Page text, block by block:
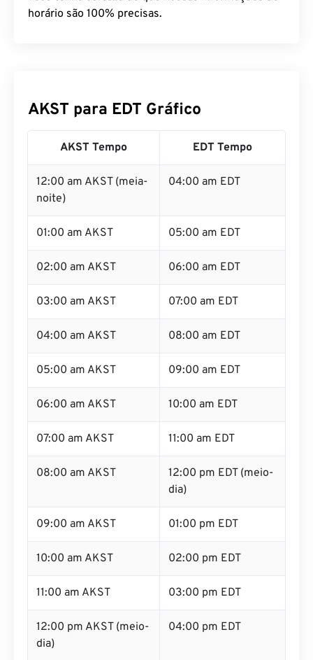
horário são 100% precisas.
AKST para EDT Gráfico
AKST Tempo EDT Tempo
12:00 am AKST (meia-
noite)
04:00 am EDT
01:00 am AKST 05:00 am EDT
02:00 am AKST 06:00 am EDT
03:00 am AKST 07:00 am EDT
04:00 am AKST 08:00 am EDT
05:00 am AKST 09:00 am EDT
06:00 am AKST 10:00 am EDT
07:00 am AKST 11:00 am EDT
08:00 am AKST
12:00 pm EDT (meio-
dia)
09:00 am AKST 01:00 pm EDT
10:00 am AKST 02:00 pm EDT
11:00 am AKST 03:00 pm EDT
12:00 pm AKST (meio-
dia)
04:00 pm EDT